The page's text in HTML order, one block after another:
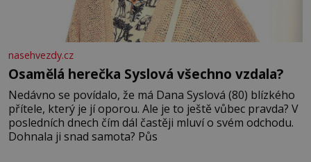
nasehvezdy.cz
Osamělá herečka Syslová všechno vzdala?
Nedávno se povídalo, že má Dana Syslová (80) blízkého
přítele, který je jí oporou. Ale je to ještě vůbec pravda? V
posledních dnech čím dál častěji mluví o svém odchodu.
Dohnala ji snad samota? Půs